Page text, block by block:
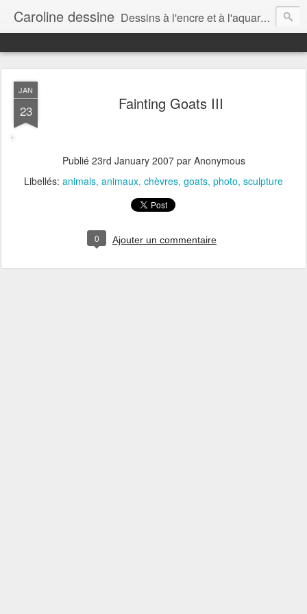
Caroline dessine Dessins à l'encre et à l'aquarelle par Caroline Lavergne, à Montréal et ailleurs (2007-2018)
JAN
23 Fainting Goats III
Publié 23rd January 2007par Anonymous
Libellés: animals animaux chèvres goats photo sculpture
0 Ajouter un commentaire